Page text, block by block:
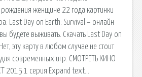
женщине 22 года картинки
Last Day on Earth: Survival – онлайн
будете выживать. Скачать Last Day on
эту карту в любом случае не стоит
для современных игр. СМОТРЕТЬ КИНО
2015 1 серия Expand text…